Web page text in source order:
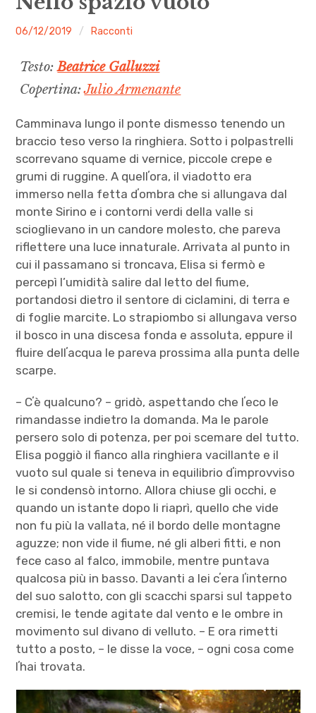
Numeri
Call
Rubriche
Contatti
Archivio
malgrado
mosche
06/12/2019 Racconti
Testo:Beatrice Galluzzi
Copertina:Julio Armenante
Camminava lungo il ponte dismesso tenendo un
braccio teso verso la ringhiera. Sotto i polpastrelli
scorrevano squame di vernice, piccole crepe e
grumi di ruggine. A quellʼora, il viadotto era
immerso nella fetta dʼombra che si allungava dal
monte Sirino e i contorni verdi della valle si
scioglievano in un candore molesto, che pareva
riflettere una luce innaturale. Arrivata al punto in
cui il passamano si troncava, Elisa si fermò e
percepì l’umidità salire dal letto del fiume,
portandosi dietro il sentore di ciclamini, di terra e
di foglie marcite. Lo strapiombo si allungava verso
il bosco in una discesa fonda e assoluta, eppure il
fluire dellʼacqua le pareva prossima alla punta delle
scarpe.
– Cʼè qualcuno? – gridò, aspettando che lʼeco le
rimandasse indietro la domanda. Ma le parole
persero solo di potenza, per poi scemare del tutto.
Elisa poggiò il fianco alla ringhiera vacillante e il
vuoto sul quale si teneva in equilibrio dʼimprovviso
le si condensò intorno. Allora chiuse gli occhi, e
quando un istante dopo li riaprì, quello che vide
non fu più la vallata, né il bordo delle montagne
aguzze; non vide il fiume, né gli alberi fitti, e non
fece caso al falco, immobile, mentre puntava
qualcosa più in basso. Davanti a lei cʼera lʼinterno
del suo salotto, con gli scacchi sparsi sul tappeto
cremisi, le tende agitate dal vento e le ombre in
movimento sul divano di velluto. – E ora rimetti
tutto a posto, – le disse la voce, – ogni cosa come
lʼhai trovata.